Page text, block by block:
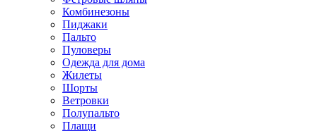
Комбинезоны
Пиджаки
Пальто
Пуловеры
Одежда для дома
Жилеты
Шорты
Ветровки
Полупальто
Плащи